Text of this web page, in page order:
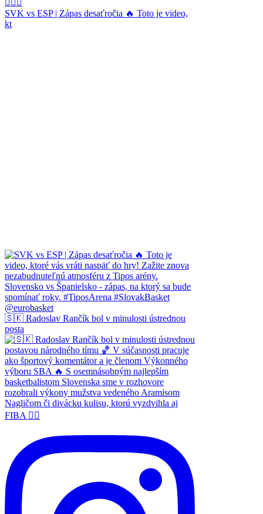
SVK vs ESP | Zápas desaťročia 🔥 Toto je video,
kt
🇸🇰 Radoslav Rančík bol v minulosti ústrednou
posta